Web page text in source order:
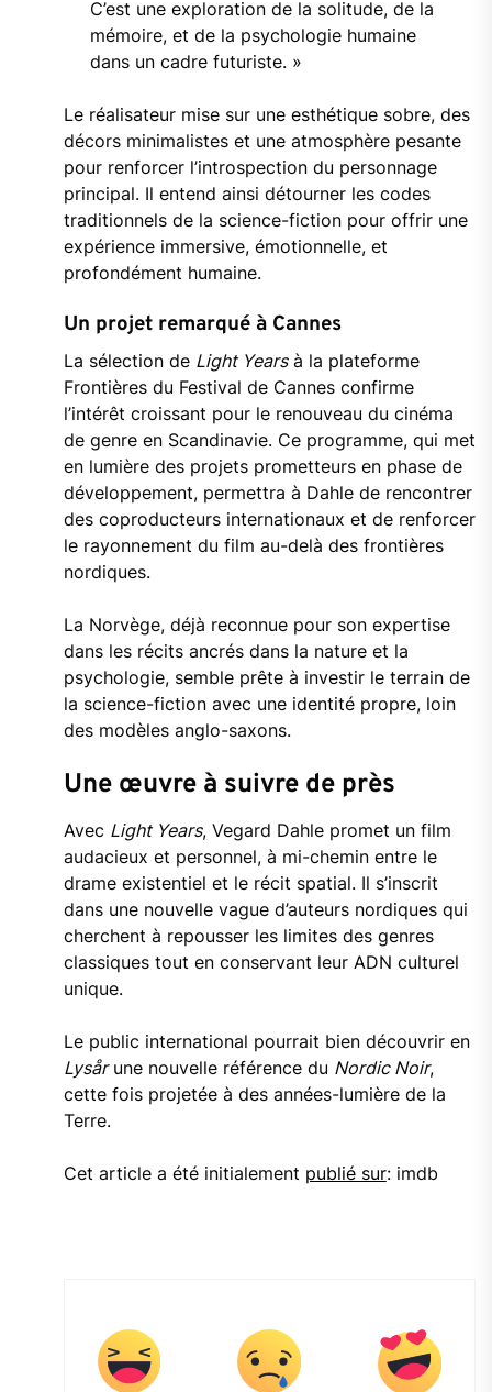
C’est une exploration de la solitude, de la
mémoire, et de la psychologie humaine
dans un cadre futuriste. »
Le réalisateur mise sur une esthétique sobre, des
décors minimalistes et une atmosphère pesante
pour renforcer l’introspection du personnage
principal. Il entend ainsi détourner les codes
traditionnels de la science-fiction pour offrir une
expérience immersive, émotionnelle, et
profondément humaine.
Un projet remarqué à Cannes
La sélection de Light Yearsà la plateforme
Frontières du Festival de Cannes confirme
l’intérêt croissant pour le renouveau du cinéma
de genre en Scandinavie. Ce programme, qui met
en lumière des projets prometteurs en phase de
développement, permettra à Dahle de rencontrer
des coproducteurs internationaux et de renforcer
le rayonnement du film au-delà des frontières
nordiques.
La Norvège, déjà reconnue pour son expertise
dans les récits ancrés dans la nature et la
psychologie, semble prête à investir le terrain de
la science-fiction avec une identité propre, loin
des modèles anglo-saxons.
Une œuvre à suivre de près
Avec Light Years, Vegard Dahle promet un film
audacieux et personnel, à mi-chemin entre le
drame existentiel et le récit spatial. Il s’inscrit
dans une nouvelle vague d’auteurs nordiques qui
cherchent à repousser les limites des genres
classiques tout en conservant leur ADN culturel
unique.
Le public international pourrait bien découvrir en
Lysårune nouvelle référence du Nordic Noir,
cette fois projetée à des années-lumière de la
Terre.
Cet article a été initialement publié sur: imdb